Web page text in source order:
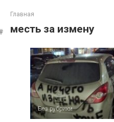
Главная
месть за измену
Без рубрики